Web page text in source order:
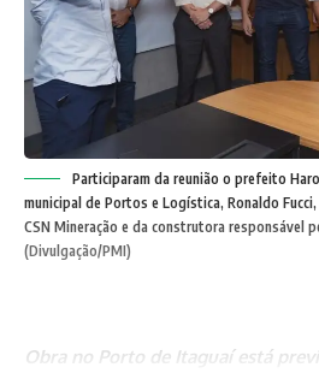
Participaram da reunião o prefeito
municipal de Portos e Logística, Ronaldo
CSN Mineração e da construtora responsável
(Divulgação/PMI)
Obra no Porto de Itaguaí está